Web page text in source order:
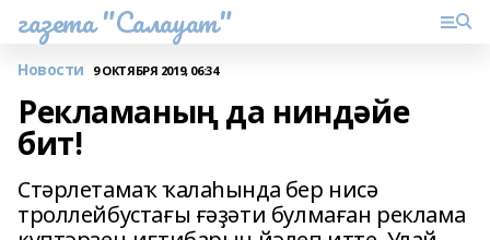
газета "Салауат"
Новости 9 ОКТЯБРЯ 2019, 06:34
Рекламаның да ниндәйе
бит!
Стәрлетамаҡ ҡалаһында бер нисә
троллейбустағы ғәҙәти булмаған реклама